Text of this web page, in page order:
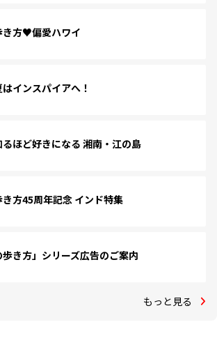
き方♥偏愛ハワイ
インスパイアへ！
ほど好きになる 湘南・江の島
方45周年記念 インド特集
歩き方」シリーズ広告のご案内
もっと見る